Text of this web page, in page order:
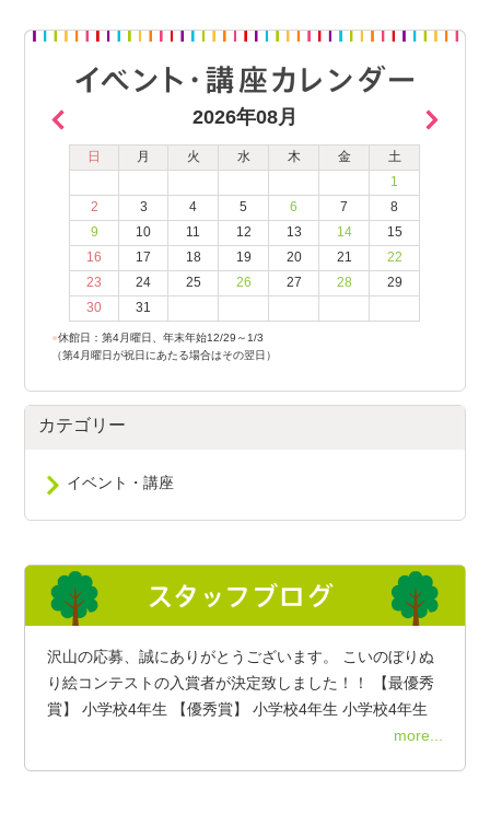
2026年08月
日 月 火 水 木 金
土
1
2
3 4 5 6 7
8
9
10 11 12 13 14
15
16
17 18 19 20 21
22
23
24 25 26 27 28
29
30
31
●休館日：第4月曜日、年末年始12/29～1/3
（第4月曜日が祝日にあたる場合はその翌日）
カテゴリー
イベント・講座
沢山の応募、誠にありがとうございます。 こいのぼりぬ
り絵コンテストの入賞者が決定致しました！！ 【最優秀
賞】 小学校4年生 【優秀賞】 小学校4年生 小学校4年生
more...